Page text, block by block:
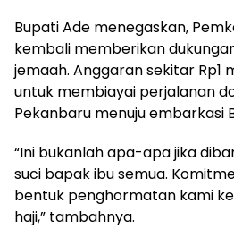
Bupati Ade menegaskan,
kembali memberikan
jemaah. Anggaran sekitar Rp1
untuk membiayai perjalanan
Pekanbaru menuju embarkasi
“Ini bukanlah apa-apa jika
suci bapak ibu semua.
bentuk penghormatan kami
haji,” tambahnya.